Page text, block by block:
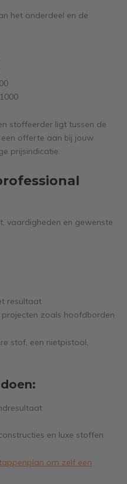
het onderdeel en de
stoffeerder ligt tussen de
offerte aan bij jouw
prijsindicatie.
vaardigheden en gewenste
resultaat
zoals hoofdborden
stof, een nietpistool,
en luxe stoffen
om zelf een